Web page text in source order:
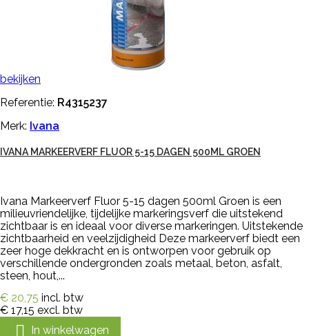
bekijken
Referentie: R4315237
Merk: Ivana
IVANA MARKEERVERF FLUOR 5-15 DAGEN 500ML GROEN
Ivana Markeerverf Fluor 5-15 dagen 500ml Groen is een
milieuvriendelijke, tijdelijke markeringsverf die uitstekend
zichtbaar is en ideaal voor diverse markeringen. Uitstekende
zichtbaarheid en veelzijdigheid Deze markeerverf biedt een
zeer hoge dekkracht en is ontworpen voor gebruik op
verschillende ondergronden zoals metaal, beton, asfalt,
steen, hout,...
€ 20,75 incl. btw
€ 17,15 excl. btw
 In winkelwagen